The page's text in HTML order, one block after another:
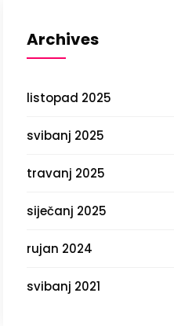
Archives
listopad 2025
svibanj 2025
travanj 2025
siječanj 2025
rujan 2024
svibanj 2021